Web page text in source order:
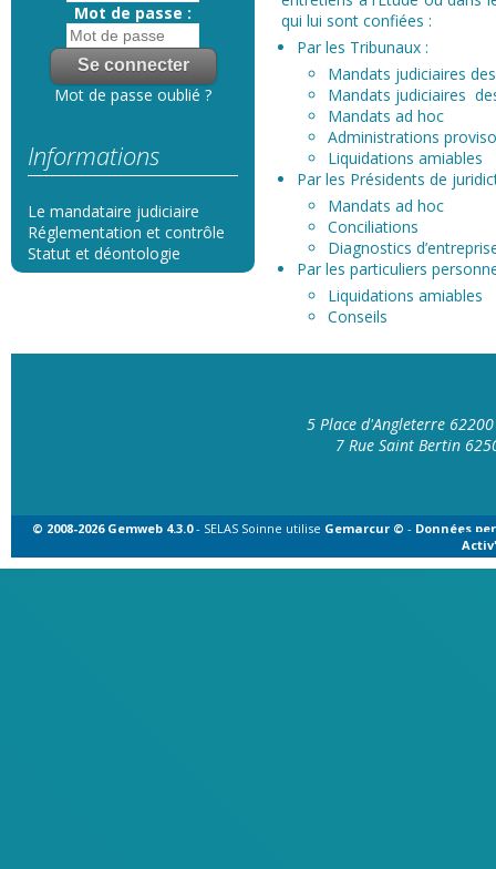
Mot de passe :
Mot de passe oublié ?
Informations
Le mandataire judiciaire
Réglementation et contrôle
Statut et déontologie
qui lui sont confiées :
Par les Tribunaux :
Mandats judiciaires
Mandats judiciaires
Mandats ad hoc
Administrations
Liquidations amiables
Par les Présidents de
Mandats ad hoc
Conciliations
Diagnostics
Par les particuliers
Liquidations amiables
Conseils
5 Place d'Angleterre
7 Rue Saint Bertin
© 2008-2026 Gemweb 4.3.0- SELAS Soinne utilise Gemarcur © - Données